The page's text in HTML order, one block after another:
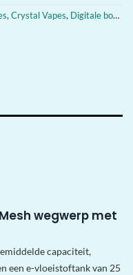
, Crystal Vapes, Digitale box vapes
Mesh wegwerp met
capaciteit,
een e-vloeistoftank van 25